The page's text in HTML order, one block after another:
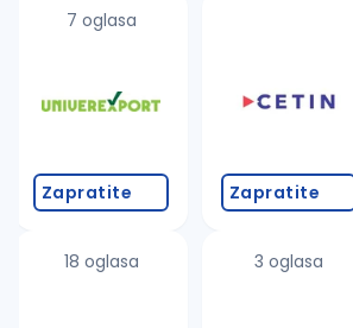
7 oglasa
Zapratite
18 oglasa
Zapratite
3 oglasa